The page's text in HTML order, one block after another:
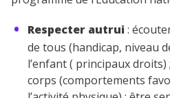
Respecter autrui :
de tous (handicap, niveau
l’enfant ( principaux
corps (comportements